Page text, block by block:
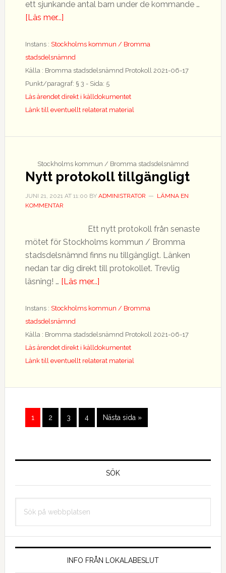
ett sjunkande antal barn under de kommande …
[Läs mer...]om
av
förskolan
Söderberga
allé
Instans : Stockholms kommun / Bromma
stadsdelsnämnd
Källa : Bromma stadsdelsnämnd Protokoll 2021-06-17
Punkt/paragraf: § 3 - Sida: 5
Läs ärendet direkt i källdokumentet
Länk till eventuellt relaterat material
Stockholms kommun / Bromma stadsdelsnämnd
Nytt protokoll tillgängligt
JUNI 21, 2021AT 11:00 BY ADMINISTRATOR
LÄMNA EN
KOMMENTAR
Ett nytt protokoll från senaste
mötet för Stockholms kommun / Bromma
stadsdelsnämnd finns nu tillgängligt. Länken
nedan tar dig direkt till protokollet. Trevlig
läsning! … [Läs mer...]om
protokoll
Instans : Stockholms kommun / Bromma
stadsdelsnämnd
Källa : Bromma stadsdelsnämnd Protokoll 2021-06-17
Läs ärendet direkt i källdokumentet
Länk till eventuellt relaterat material
Gå
till
1
Gå
till
2
Gå
till
3
Gå
till
4
Go
to
Nästa sida »
Primärt
SÖK
INFO FRÅN LOKALABESLUT